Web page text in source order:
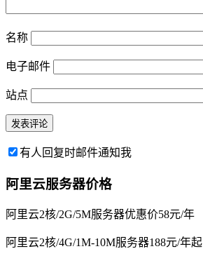
名称
电子邮件
站点
有人回复时邮件通知我
阿里云服务器价格
阿里云2核/2G/5M服务器优惠价58元/年
阿里云2核/4G/1M-10M服务器188元/年起